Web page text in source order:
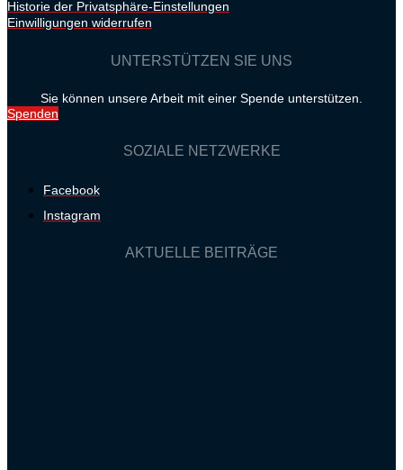
Historie der Privatsphäre-Einstellungen
Einwilligungen widerrufen
UNTERSTÜTZEN SIE UNS
Sie können unsere Arbeit mit einer Spende unterstützen.
Spenden
SOZIALE NETZWERKE
Facebook
Instagram
AKTUELLE BEITRÄGE